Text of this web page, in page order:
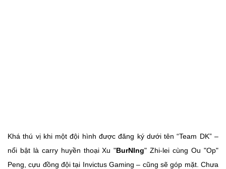
Khá thú vị khi một đội hình được đăng ký dưới tên “Team DK” –
nổi bật là carry huyền thoại Xu "BurNIng" Zhi-lei cùng Ou "Op"
Peng, cựu đồng đội tại Invictus Gaming – cũng sẽ góp mặt. Chưa